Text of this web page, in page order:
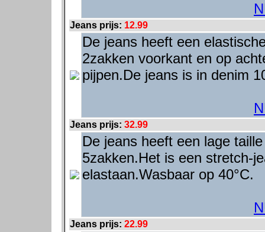
Jeans prijs: 12.99
De jeans heeft een
2zakken voorkant en op
pijpen.De jeans is in denim
Jeans prijs: 32.99
De jeans heeft een lage
5zakken.Het is een stretch-
elastaan.Wasbaar op 40°C.
Jeans prijs: 22.99